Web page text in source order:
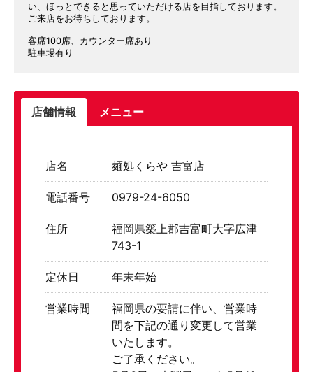
い、ほっとできると思っていただける店を目指しております。
ご来店をお待ちしております。
客席100席、カウンター席あり
駐車場有り
店舗情報 メニュー
店名 麺処くらや 吉富店
電話番号 0979-24-6050
住所
福岡県築上郡吉富町大字広津
743-1
定休日 年末年始
営業時間
福岡県の要請に伴い、営業時
間を下記の通り変更して営業
いたします。
ご了承ください。